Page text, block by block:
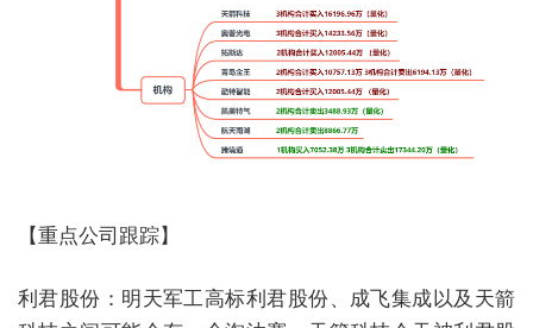
【重点公司跟踪】
利君股份：明天军工高标利君股份、成飞集成以及天箭